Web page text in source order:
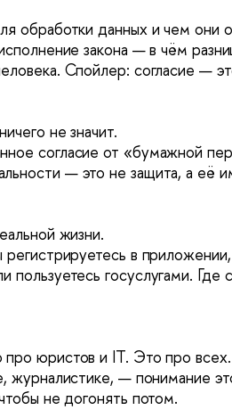
обработки данных и чем они
закона — в чём
Спойлер: согласие —
не значит.
согласие от «бумажной
— это не защита, а её
жизни.
в
госуслугами. Где
юристов и IT. Это про
журналистике, — понимание
не догонять потом.